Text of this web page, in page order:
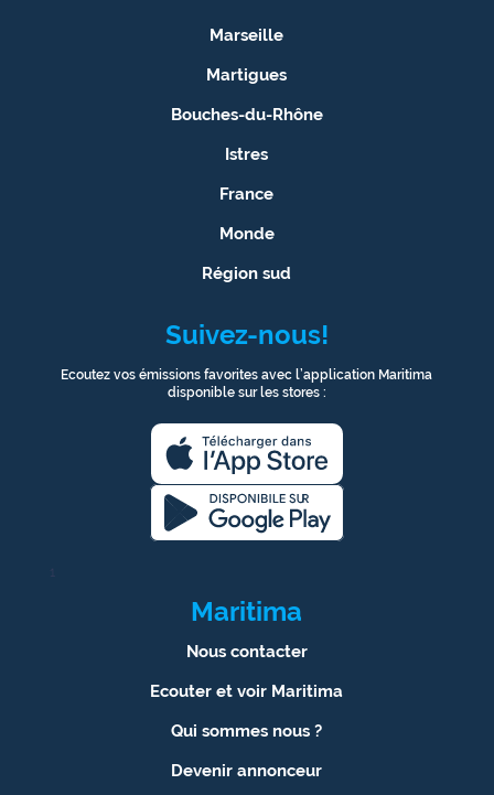
Marseille
Martigues
Bouches-du-Rhône
Istres
France
Monde
Région sud
Suivez-nous!
Ecoutez vos émissions favorites avec l’application Maritima
disponible sur les stores :
1
Maritima
Nous contacter
Ecouter et voir Maritima
Qui sommes nous ?
Devenir annonceur